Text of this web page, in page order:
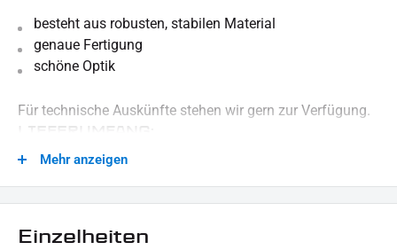
besteht aus robusten, stabilen Material
genaue Fertigung
schöne Optik
Für technische Auskünfte stehen wir gern zur Verfügung.
LIEFERUMFANG:
1x Paar Cover (2 Stück)
Dieses Angebot kann Beispielbilder enthalten, deren Inhalt über den Lieferumfang
hinaus geht.
Mehr anzeigen
Einzelheiten